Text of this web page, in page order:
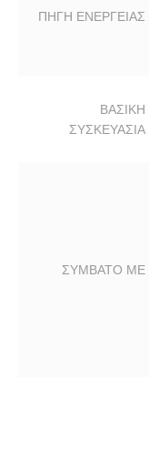
ΠΗΓΗ ΕΝΕΡΓΕΙΑΣ
ΒΑΣΙΚΗ
ΣΥΣΚΕΥΑΣΙΑ
ΣΥΜΒΑΤΟ ΜΕ